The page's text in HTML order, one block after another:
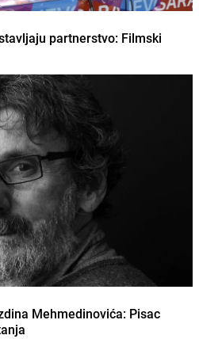
partnerstvo: Filmski
Mehmedinovića: Pisac